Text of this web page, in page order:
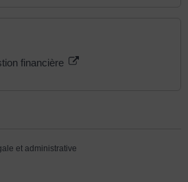
financière
et administrative